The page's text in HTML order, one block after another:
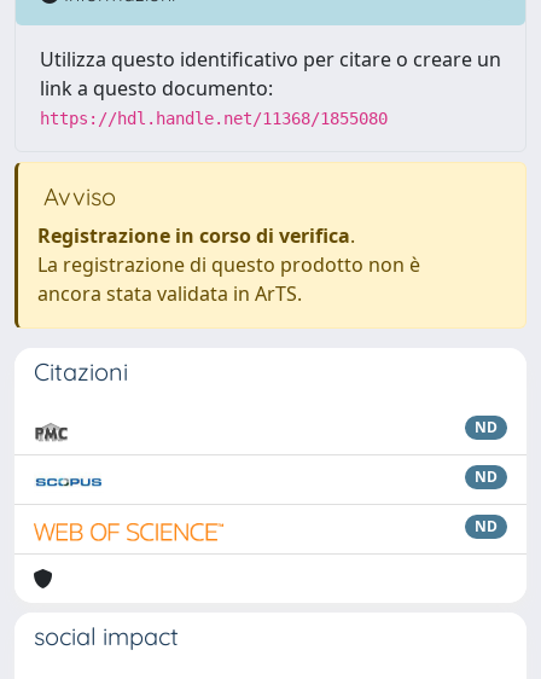
Utilizza questo identificativo per citare o creare un
link a questo documento:
https://hdl.handle.net/11368/1855080
Avviso
Registrazione in corso di verifica.
La registrazione di questo prodotto non è
ancora stata validata in ArTS.
Citazioni
ND
ND
ND
social impact